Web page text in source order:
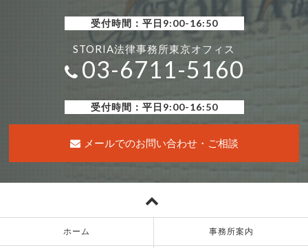
受付時間：平日9:00-16:50
STORIA法律事務所東京オフィス
03-6711-5160
受付時間：平日9:00-16:50
メールでのお問い合わせ・ご相談
ホーム 事務所案内